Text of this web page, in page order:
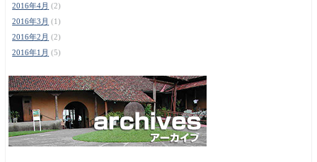
2016年4月 (2)
2016年3月 (1)
2016年2月 (2)
2016年1月 (5)